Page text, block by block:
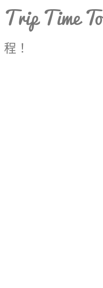
Trip Time To
程！